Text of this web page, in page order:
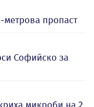
пропаст
Софийско за